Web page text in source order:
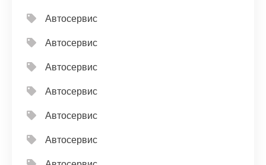
Автосервис
Автосервис
Автосервис
Автосервис
Автосервис
Автосервис